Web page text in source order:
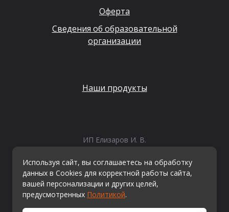
Оферта
Сведения об образовательной
организации
Наши продукты
ИП Елизаров И. В.
ОГРНИП: 315665800057162
Эл. почта:info@kvestiks.ru
Используя сайт, вы соглашаетесь на обработку
данных в Cookies для корректной работы сайта,
вашей персонализации и других целей,
предусмотренных Политикой.